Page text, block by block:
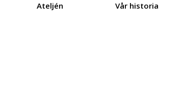
Ateljén Vår historia